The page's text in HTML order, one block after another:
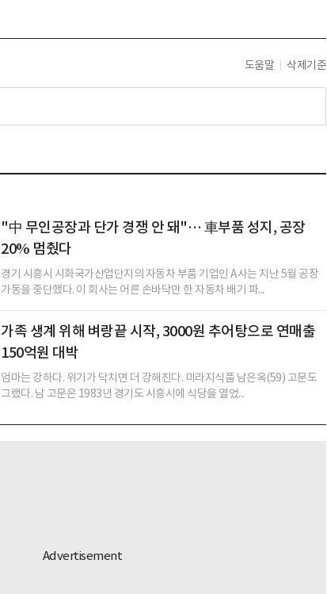
도움말 삭제기준
"中 무인공장과 단가 경쟁 안 돼"… 車부품 성지, 공장
20% 멈췄다
경기 시흥시 시화국가산업단지의 자동차 부품 기업인 A사는 지난 5월 공장
가동을 중단했다. 이 회사는 어른 손바닥만 한 자동차 배기 파...
가족 생계 위해 벼랑끝 시작, 3000원 추어탕으로 연매출
150억원 대박
엄마는 강하다. 위기가 닥치면 더 강해진다. 미라지식품 남은옥(59) 고문도
그랬다. 남 고문은 1983년 경기도 시흥시에 식당을 열었...